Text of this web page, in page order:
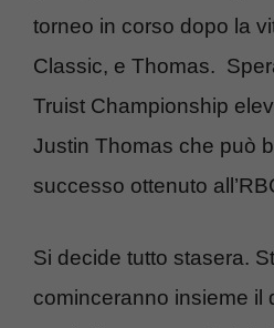
torneo in corso dopo la
Classic, e Thomas.
Truist Championship
Justin Thomas che può
successo ottenuto
Si decide tutto stasera.
cominceranno insieme il